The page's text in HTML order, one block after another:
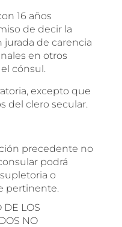
16 años
de decir la
jurada de carencia
en otros
cónsul.
excepto que
del clero secular.
precedente no
podrá
o
pertinente.
DE LOS
NO